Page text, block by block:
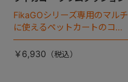
FikaGOシリーズ専用のマルチ
に使えるペットカートのコー
ナークッション登場。
￥6,930